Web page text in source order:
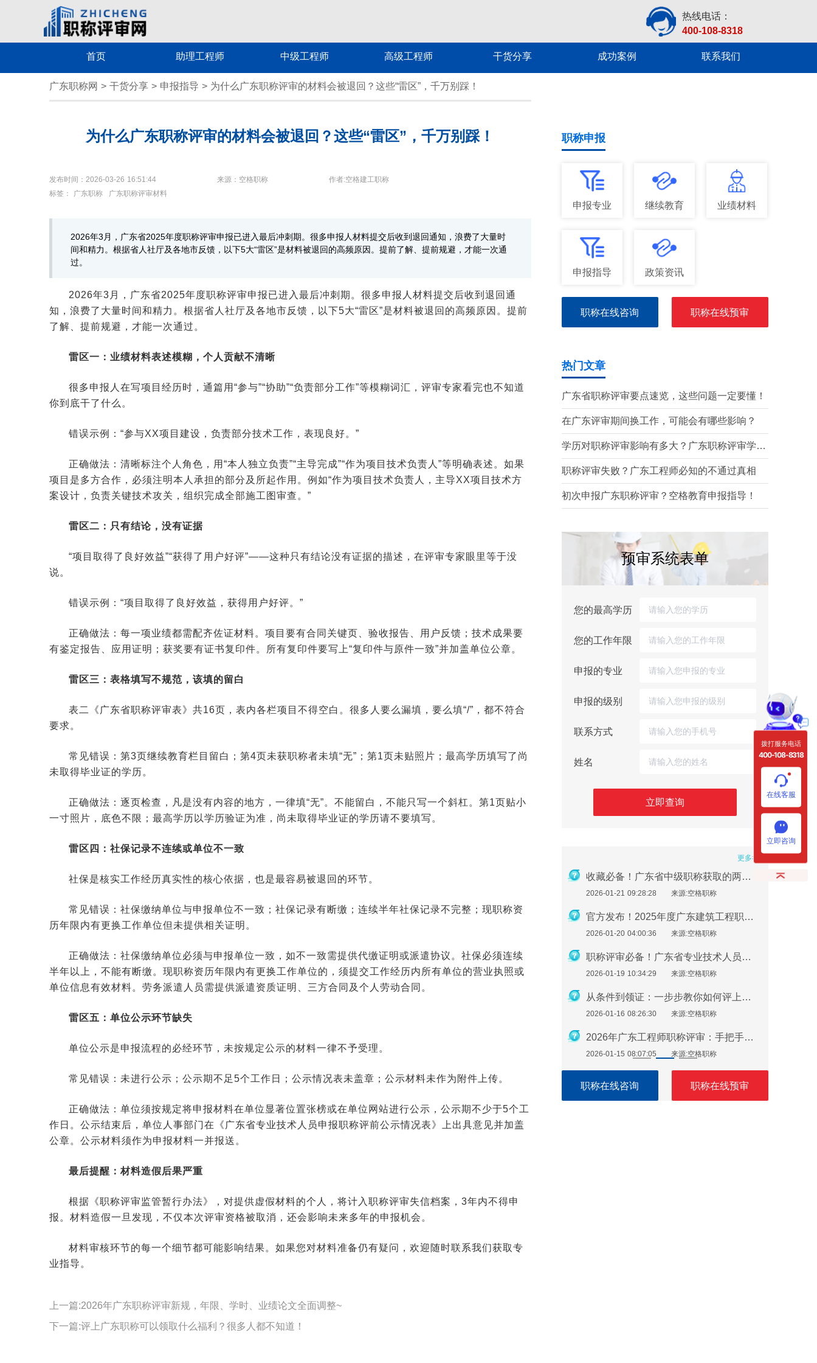
热线电话：
400-108-8318
首页 助理工程师 中级工程师 高级工程师 干货分享 成功案例 联系我们
广东职称网 > 干货分享 > 申报指导 > 为什么广东职称评审的材料会被退回？这些“雷区”，千万别踩！
为什么广东职称评审的材料会被退回？这些“雷区”，千万别踩！
发布时间：2026-03-26 16:51:44 来源：空格职称
作者:空格建工职称
标签：
广东职称 广东职称评审材料
2026年3月，广东省2025年度职称评审申报已进入最后冲刺期。很多申报人材料提交后收到退回通知，浪费了大量时
间和精力。根据省人社厅及各地市反馈，以下5大“雷区”是材料被退回的高频原因。提前了解、提前规避，才能一次通
过。
2026年3月，广东省2025年度职称评审申报已进入最后冲刺期。很多申报人材料提交后收到退回通
知，浪费了大量时间和精力。根据省人社厅及各地市反馈，以下5大“雷区”是材料被退回的高频原因。提前
了解、提前规避，才能一次通过。
雷区一：业绩材料表述模糊，个人贡献不清晰
很多申报人在写项目经历时，通篇用“参与”“协助”“负责部分工作”等模糊词汇，评审专家看完也不知道
你到底干了什么。
错误示例：“参与XX项目建设，负责部分技术工作，表现良好。”
正确做法：清晰标注个人角色，用“本人独立负责”“主导完成”“作为项目技术负责人”等明确表述。如果
项目是多方合作，必须注明本人承担的部分及所起作用。例如“作为项目技术负责人，主导XX项目技术方
案设计，负责关键技术攻关，组织完成全部施工图审查。”
雷区二：只有结论，没有证据
“项目取得了良好效益”“获得了用户好评”——这种只有结论没有证据的描述，在评审专家眼里等于没
说。
错误示例：“项目取得了良好效益，获得用户好评。”
正确做法：每一项业绩都需配齐佐证材料。项目要有合同关键页、验收报告、用户反馈；技术成果要
有鉴定报告、应用证明；获奖要有证书复印件。所有复印件要写上“复印件与原件一致”并加盖单位公章。
雷区三：表格填写不规范，该填的留白
表二《广东省职称评审表》共16页，表内各栏项目不得空白。很多人要么漏填，要么填“/”，都不符合
要求。
常见错误：第3页继续教育栏目留白；第4页未获职称者未填“无”；第1页未贴照片；最高学历填写了尚
未取得毕业证的学历。
正确做法：逐页检查，凡是没有内容的地方，一律填“无”。不能留白，不能只写一个斜杠。第1页贴小
一寸照片，底色不限；最高学历以学历验证为准，尚未取得毕业证的学历请不要填写。
雷区四：社保记录不连续或单位不一致
社保是核实工作经历真实性的核心依据，也是最容易被退回的环节。
常见错误：社保缴纳单位与申报单位不一致；社保记录有断缴；连续半年社保记录不完整；现职称资
历年限内有更换工作单位但未提供相关证明。
正确做法：社保缴纳单位必须与申报单位一致，如不一致需提供代缴证明或派遣协议。社保必须连续
半年以上，不能有断缴。现职称资历年限内有更换工作单位的，须提交工作经历内所有单位的营业执照或
单位信息有效材料。劳务派遣人员需提供派遣资质证明、三方合同及个人劳动合同。
雷区五：单位公示环节缺失
单位公示是申报流程的必经环节，未按规定公示的材料一律不予受理。
常见错误：未进行公示；公示期不足5个工作日；公示情况表未盖章；公示材料未作为附件上传。
正确做法：单位须按规定将申报材料在单位显著位置张榜或在单位网站进行公示，公示期不少于5个工
作日。公示结束后，单位人事部门在《广东省专业技术人员申报职称评前公示情况表》上出具意见并加盖
公章。公示材料须作为申报材料一并报送。
最后提醒：材料造假后果严重
根据《职称评审监管暂行办法》，对提供虚假材料的个人，将计入职称评审失信档案，3年内不得申
报。材料造假一旦发现，不仅本次评审资格被取消，还会影响未来多年的申报机会。
材料审核环节的每一个细节都可能影响结果。如果您对材料准备仍有疑问，欢迎随时联系我们获取专
业指导。
上一篇:2026年广东职称评审新规，年限、学时、业绩论文全面调整~
下一篇:评上广东职称可以领取什么福利？很多人都不知道！
职称申报
申报专业 继续教育 业绩材料
申报指导 政策资讯
职称在线咨询 职称在线预审
热门文章
广东省职称评审要点速览，这些问题一定要懂！
在广东评审期间换工作，可能会有哪些影响？
学历对职称评审影响有多大？广东职称评审学历
要求盘点
职称评审失败？广东工程师必知的不通过真相
初次申报广东职称评审？空格教育申报指导！
预审系统表单
您的最高学历
您的工作年限
申报的专业
申报的级别
联系方式
姓名
立即查询
更多>>
2026-06-09 10:31:28 来源:空格职称
收藏必备！广东省中级职称获取的两种方式及详细条件（2026版）
2026-01-21 09:28:28 来源:空格职称
官方发布！2025年度广东建筑工程职称评审通知要点全解读
2026-01-20 04:00:36 来源:空格职称
职称评审必备！广东省专业技术人员继续教育学时要求（2026年）
2026-01-19 10:34:29 来源:空格职称
从条件到领证：一步步教你如何评上广东省助理工程师
2026-01-16 08:26:30 来源:空格职称
2026年广东工程师职称评审：手把手教你准备申报材料
2026-01-15 08:07:05 来源:空格职称
职称在线咨询 职称在线预审
拨打服务电话
400-108-8318
在线客服
立即咨询